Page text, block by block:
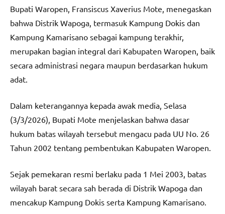
Bupati Waropen, Fransiscus Xaverius Mote, menegaskan
bahwa Distrik Wapoga, termasuk Kampung Dokis dan
Kampung Kamarisano sebagai kampung terakhir,
merupakan bagian integral dari Kabupaten Waropen, baik
secara administrasi negara maupun berdasarkan hukum
adat.
Dalam keterangannya kepada awak media, Selasa
(3/3/2026), Bupati Mote menjelaskan bahwa dasar
hukum batas wilayah tersebut mengacu pada UU No. 26
Tahun 2002 tentang pembentukan Kabupaten Waropen.
Sejak pemekaran resmi berlaku pada 1 Mei 2003, batas
wilayah barat secara sah berada di Distrik Wapoga dan
mencakup Kampung Dokis serta Kampung Kamarisano.